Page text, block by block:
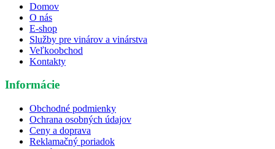
Domov
O nás
E-shop
Služby pre vinárov a vinárstva
Veľkoobchod
Kontakty
Informácie
Obchodné podmienky
Ochrana osobných údajov
Ceny a doprava
Reklamačný poriadok